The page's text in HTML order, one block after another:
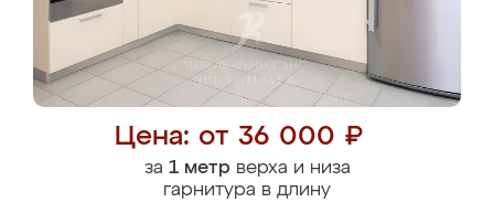
Цена: от 36 000 ₽
за 1 метрверха и низа
гарнитура в длину